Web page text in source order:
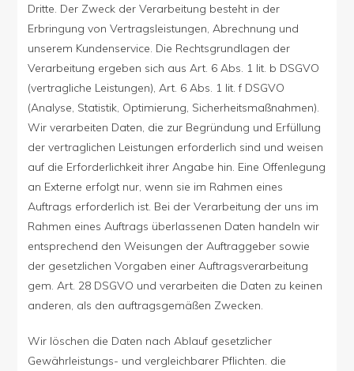
Dritte. Der Zweck der Verarbeitung besteht in der
Erbringung von Vertragsleistungen, Abrechnung und
unserem Kundenservice. Die Rechtsgrundlagen der
Verarbeitung ergeben sich aus Art. 6 Abs. 1 lit. b DSGVO
(vertragliche Leistungen), Art. 6 Abs. 1 lit. f DSGVO
(Analyse, Statistik, Optimierung, Sicherheitsmaßnahmen).
Wir verarbeiten Daten, die zur Begründung und Erfüllung
der vertraglichen Leistungen erforderlich sind und weisen
auf die Erforderlichkeit ihrer Angabe hin. Eine Offenlegung
an Externe erfolgt nur, wenn sie im Rahmen eines
Auftrags erforderlich ist. Bei der Verarbeitung der uns im
Rahmen eines Auftrags überlassenen Daten handeln wir
entsprechend den Weisungen der Auftraggeber sowie
der gesetzlichen Vorgaben einer Auftragsverarbeitung
gem. Art. 28 DSGVO und verarbeiten die Daten zu keinen
anderen, als den auftragsgemäßen Zwecken.
Wir löschen die Daten nach Ablauf gesetzlicher
Gewährleistungs- und vergleichbarer Pflichten. die